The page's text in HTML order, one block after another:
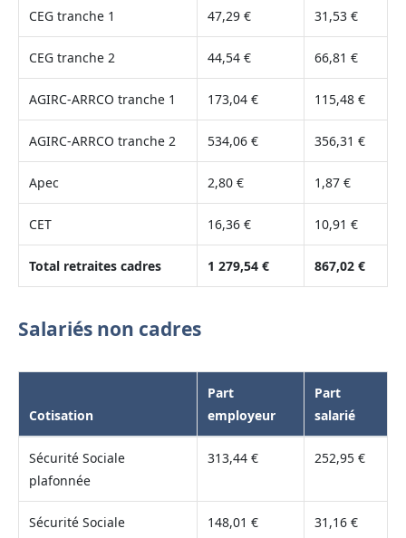
CEG tranche 1 47,29 € 31,53 €
CEG tranche 2 44,54 € 66,81 €
AGIRC-ARRCO tranche 1 173,04 € 115,48 €
AGIRC-ARRCO tranche 2 534,06 € 356,31 €
Apec 2,80 € 1,87 €
CET 16,36 € 10,91 €
Total retraites cadres 1 279,54 € 867,02 €
Salariés non cadres
Cotisation
Part
employeur
Part
salarié
Sécurité Sociale
plafonnée
313,44 € 252,95 €
Sécurité Sociale
148,01 € 31,16 €